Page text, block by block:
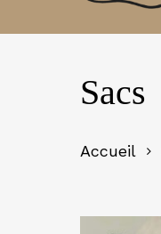
Sacs
Accueil